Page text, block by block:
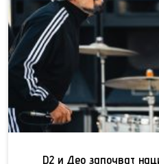
D2 и Део започват